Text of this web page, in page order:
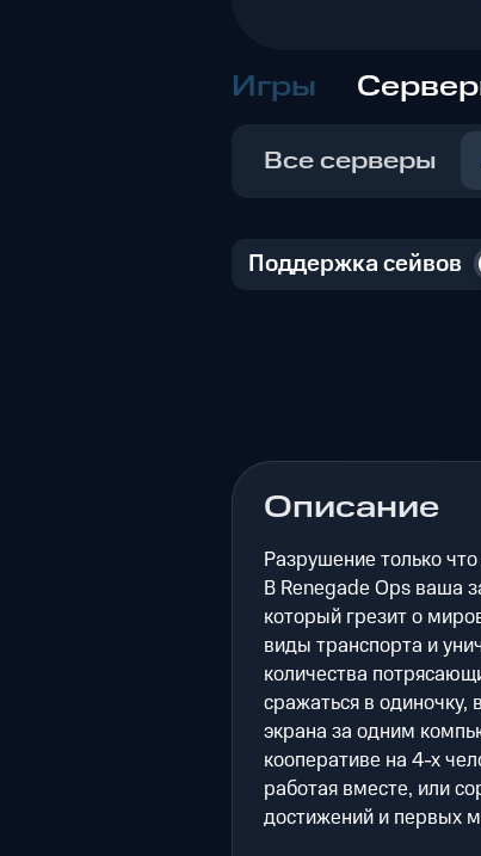
Игры
Все серверы
Поддержка сейвов
Описание
Разрушение только
В Renegade Ops ваша
который грезит о
виды транспорта и
количества
сражаться в
экрана за одним
кооперативе на 4-х
работая вместе, или
достижений и первых